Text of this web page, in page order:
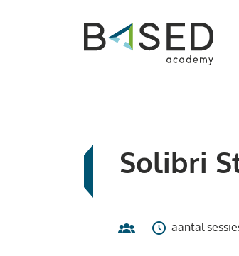
Solibri
aantal